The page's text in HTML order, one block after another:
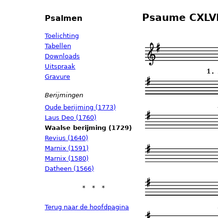
Psalmen
Toelichting
Tabellen
Downloads
Uitspraak
Gravure
Berijmingen
Oude berijming (1773)
Laus Deo (1760)
Waalse berijming (1729)
Revius (1640)
Marnix (1591)
Marnix (1580)
Datheen (1566)
Terug naar de hoofdpagina
Psaume